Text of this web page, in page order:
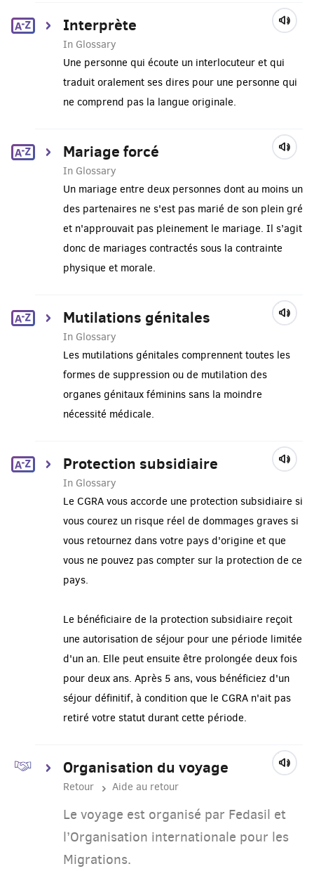
Interprète
In Glossary
Une personne qui écoute un interlocuteur et qui
traduit oralement ses dires pour une personne qui
ne comprend pas la langue originale.
Mariage forcé
In Glossary
Un mariage entre deux personnes dont au moins un
des partenaires ne s'est pas marié de son plein gré
et n'approuvait pas pleinement le mariage. Il s’agit
donc de mariages contractés sous la contrainte
physique et morale.
Mutilations génitales
In Glossary
Les mutilations génitales comprennent toutes les
formes de suppression ou de mutilation des
organes génitaux féminins sans la moindre
nécessité médicale.
Protection subsidiaire
In Glossary
Le CGRA vous accorde une protection subsidiaire si
vous courez un risque réel de dommages graves si
vous retournez dans votre pays d'origine et que
vous ne pouvez pas compter sur la protection de ce
pays.
Le bénéficiaire de la protection subsidiaire reçoit
une autorisation de séjour pour une période limitée
d'un an. Elle peut ensuite être prolongée deux fois
pour deux ans. Après 5 ans, vous bénéficiez d'un
séjour définitif, à condition que le CGRA n'ait pas
retiré votre statut durant cette période.
Organisation du voyage
Retour Aide au retour
Le voyage est organisé par Fedasil et
l’Organisation internationale pour les
Migrations.